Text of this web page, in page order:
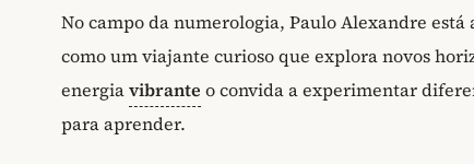
No campo da numerologia, Paulo Alexandre
como um viajante curioso que explora novos
energiavibrante o convida a experimentar
para aprender.